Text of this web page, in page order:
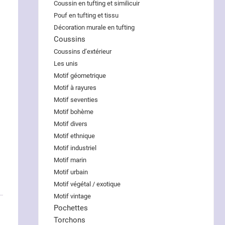
Coussin en tufting et similicuir
Pouf en tufting et tissu
Décoration murale en tufting
Coussins
Coussins d’extérieur
Les unis
Motif géometrique
Motif à rayures
Motif seventies
Motif bohème
Motif divers
Motif ethnique
Motif industriel
Motif marin
Motif urbain
Motif végétal / exotique
Motif vintage
Pochettes
Torchons